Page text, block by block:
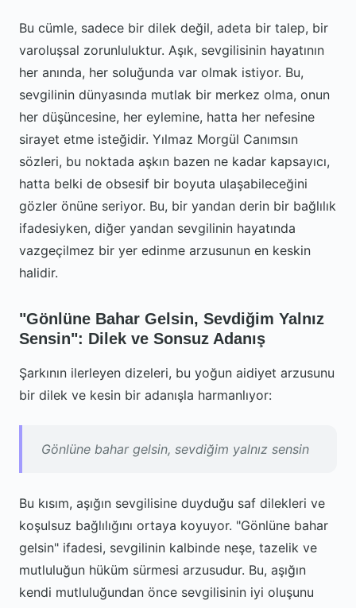
Bu cümle, sadece bir dilek değil, adeta bir talep, bir
varoluşsal zorunluluktur. Aşık, sevgilisinin hayatının
her anında, her soluğunda var olmak istiyor. Bu,
sevgilinin dünyasında mutlak bir merkez olma, onun
her düşüncesine, her eylemine, hatta her nefesine
sirayet etme isteğidir. Yılmaz Morgül Canımsın
sözleri, bu noktada aşkın bazen ne kadar kapsayıcı,
hatta belki de obsesif bir boyuta ulaşabileceğini
gözler önüne seriyor. Bu, bir yandan derin bir bağlılık
ifadesiyken, diğer yandan sevgilinin hayatında
vazgeçilmez bir yer edinme arzusunun en keskin
halidir.
"Gönlüne Bahar Gelsin, Sevdiğim Yalnız
Sensin": Dilek ve Sonsuz Adanış
Şarkının ilerleyen dizeleri, bu yoğun aidiyet arzusunu
bir dilek ve kesin bir adanışla harmanlıyor:
Gönlüne bahar gelsin, sevdiğim yalnız sensin
Bu kısım, aşığın sevgilisine duyduğu saf dilekleri ve
koşulsuz bağlılığını ortaya koyuyor. "Gönlüne bahar
gelsin" ifadesi, sevgilinin kalbinde neşe, tazelik ve
mutluluğun hüküm sürmesi arzusudur. Bu, aşığın
kendi mutluluğundan önce sevgilisinin iyi oluşunu